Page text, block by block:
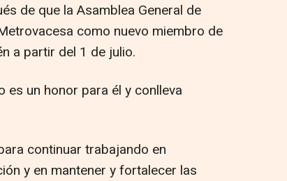
de que la Asamblea General de
como nuevo miembro de
a partir del 1 de julio.
un honor para él y conlleva
continuar trabajando en
y en mantener y fortalecer las